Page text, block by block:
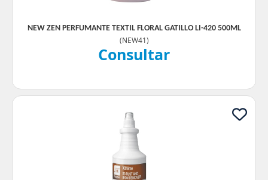
NEW ZEN PERFUMANTE TEXTIL FLORAL GATILLO LI-420 500ML
(NEW41)
Consultar